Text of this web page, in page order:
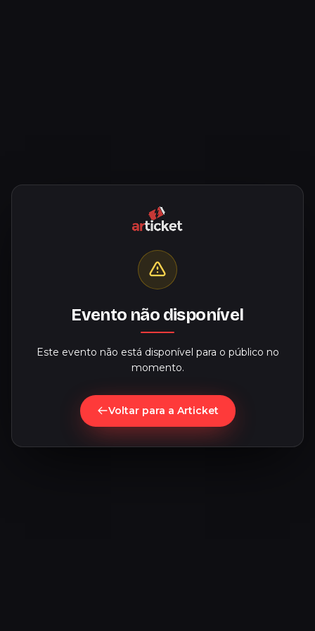
Evento não disponível
Este evento não está disponível para o público no
momento.
Voltar para a Articket